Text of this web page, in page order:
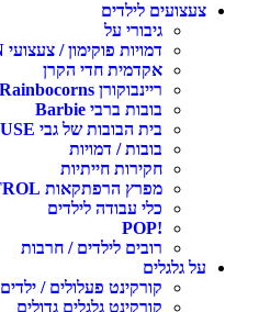
צעצועים לילדים
גיבורי על
דמויות פוקימון / צעצועי POKEMON
אקדמית חדי הקרן
ריינבוקורן Rainbocorns
בובות ברבי Barbie
בית הבובות של גבי GABBY'S DOLLHOUSE
בובות / דמויות
חקירות חייתיות
מפרץ הרפתקאות PAW PATROL
כלי עבודה לילדים
!POP
רובים לילדים / חרבות
על גלגלים
קורקינט פעלולים / ילדים
קורקינט גלגלים גדולים